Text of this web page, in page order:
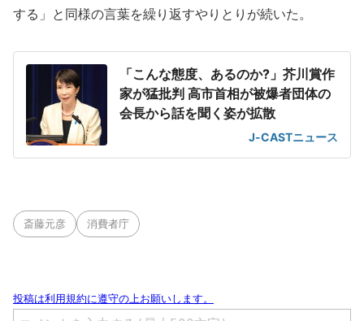
する」と同様の言葉を繰り返すやりとりが続いた。
「こんな態度、あるのか?」芥川賞作
家が猛批判 高市首相が被爆者団体の
会長から話を聞く姿が拡散
J-CASTニュース
斎藤元彦 消費者庁